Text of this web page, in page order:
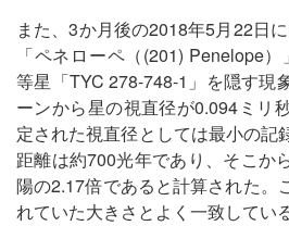
また、3か月後の2018年5月22日
「ペネローペ（(201) Penelope
等星「TYC 278-748-1」を隠す現
ーンから星の視直径が0.094ミリ
定された視直径としては最小の記
距離は約700光年であり、そこか
陽の2.17倍であると計算された。
れていた大きさとよく一致している